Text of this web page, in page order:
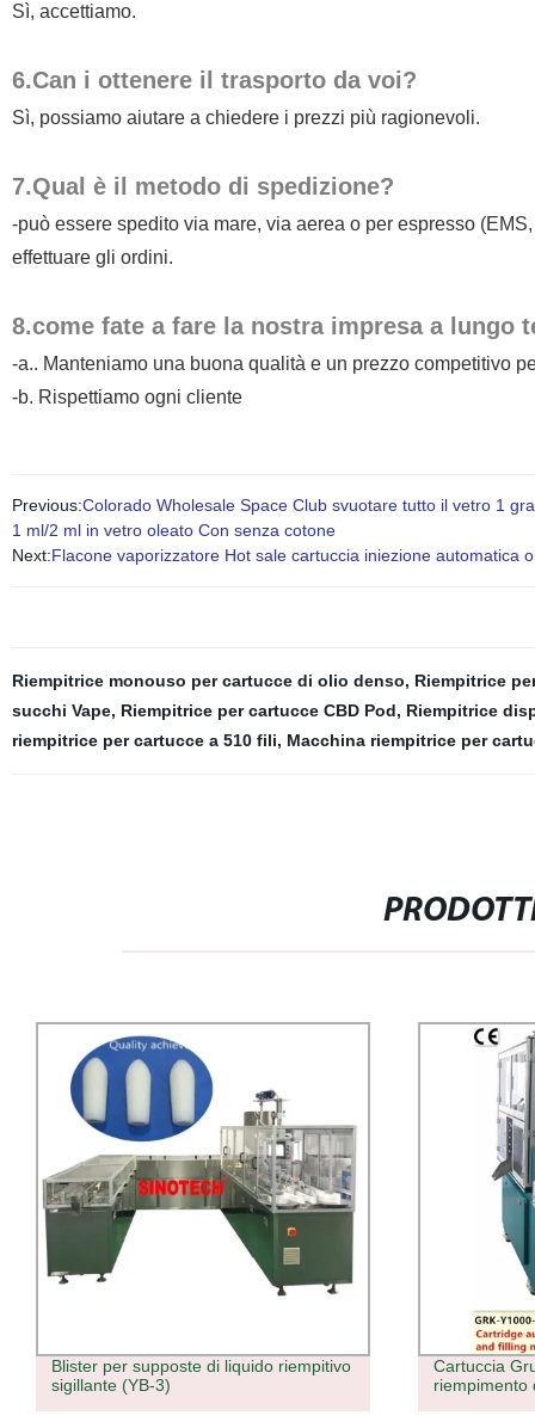
Sì, accettiamo.
6.Can i ottenere il trasporto da voi?
Sì, possiamo aiutare a chiedere i prezzi più ragionevoli.
7.Qual è il metodo di spedizione?
-può essere spedito via mare, via aerea o per espresso
effettuare gli ordini.
8.come fate a fare la nostra impresa a lungo
-a.. Manteniamo una buona qualità e un prezzo competitivo
-b. Rispettiamo ogni cliente
Previous:Colorado Wholesale Space Club svuotare tutto il vetro 1
1 ml/2 ml in vetro oleato Con senza cotone
Next:Flacone vaporizzatore Hot sale cartuccia iniezione automatica
Riempitrice monouso per cartucce di olio denso, Riempitrice
succhi Vape, Riempitrice per cartucce CBD Pod, Riempitrice
riempitrice per cartucce a 510 fili, Macchina riempitrice per
Blister per supposte di liquido riempitivo
sigillante (YB-3)
Cartuccia
riempimento